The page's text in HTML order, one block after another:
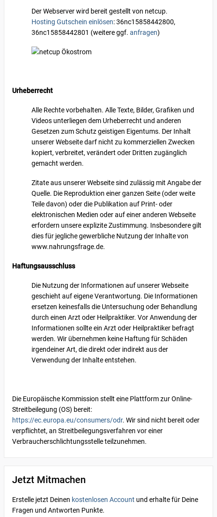
Der Webserver wird bereit gestellt von netcup.
Hosting Gutschein einlösen: 36nc15858442800,
36nc15858442801 (weitere ggf. anfragen)
Urheberrecht
Alle Rechte vorbehalten. Alle Texte, Bilder, Grafiken und
Videos unterliegen dem Urheberrecht und anderen
Gesetzen zum Schutz geistigen Eigentums. Der Inhalt
unserer Webseite darf nicht zu kommerziellen Zwecken
kopiert, verbreitet, verändert oder Dritten zugänglich
gemacht werden.
Zitate aus unserer Webseite sind zulässig mit Angabe der
Quelle. Die Reproduktion einer ganzen Seite (oder weite
Teile davon) oder die Publikation auf Print- oder
elektronischen Medien oder auf einer anderen Webseite
erfordern unsere explizite Zustimmung. Insbesondere gilt
dies für jegliche gewerbliche Nutzung der Inhalte von
www.nahrungsfrage.de.
Haftungsausschluss
Die Nutzung der Informationen auf unserer Webseite
geschieht auf eigene Verantwortung. Die Informationen
ersetzen keinesfalls die Untersuchung oder Behandlung
durch einen Arzt oder Heilpraktiker. Vor Anwendung der
Informationen sollte ein Arzt oder Heilpraktiker befragt
werden. Wir übernehmen keine Haftung für Schäden
irgendeiner Art, die direkt oder indirekt aus der
Verwendung der Inhalte entstehen.
Die Europäische Kommission stellt eine Plattform zur Online-
Streitbeilegung (OS) bereit:
https://ec.europa.eu/consumers/odr. Wir sind nicht bereit oder
verpflichtet, an Streitbeilegungsverfahren vor einer
Verbraucherschlichtungsstelle teilzunehmen.
Jetzt Mitmachen
Erstelle jetzt Deinen kostenlosen Account und erhalte für Deine
Fragen und Antworten Punkte.